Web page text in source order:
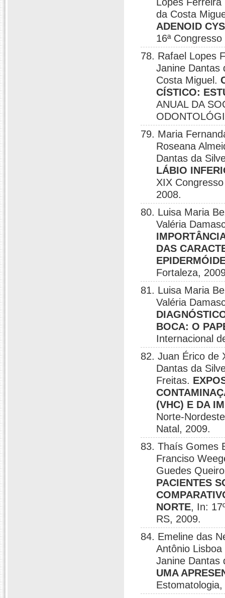
da Costa
ADENOID
16ª
78. Rafael Lopes
Janine Dantas
Costa Miguel.
CÍSTICO:
ANUAL DA
79. Maria
Roseana
Dantas da
LÁBIO
XIX
2008.
80. Luisa Maria
Valéria
DAS
Fortaleza,
81. Luisa Maria
Valéria
BOCA: O
Internacional
82. Juan Érico de
Dantas da
Freitas.
(VHC) E DA
Norte-
Natal, 2009.
83. Thaís Gomes
Franciso
Guedes
PACIENTES
NORTE, In:
RS, 2009.
84. Emeline das
Antônio
Janine Dantas
UMA